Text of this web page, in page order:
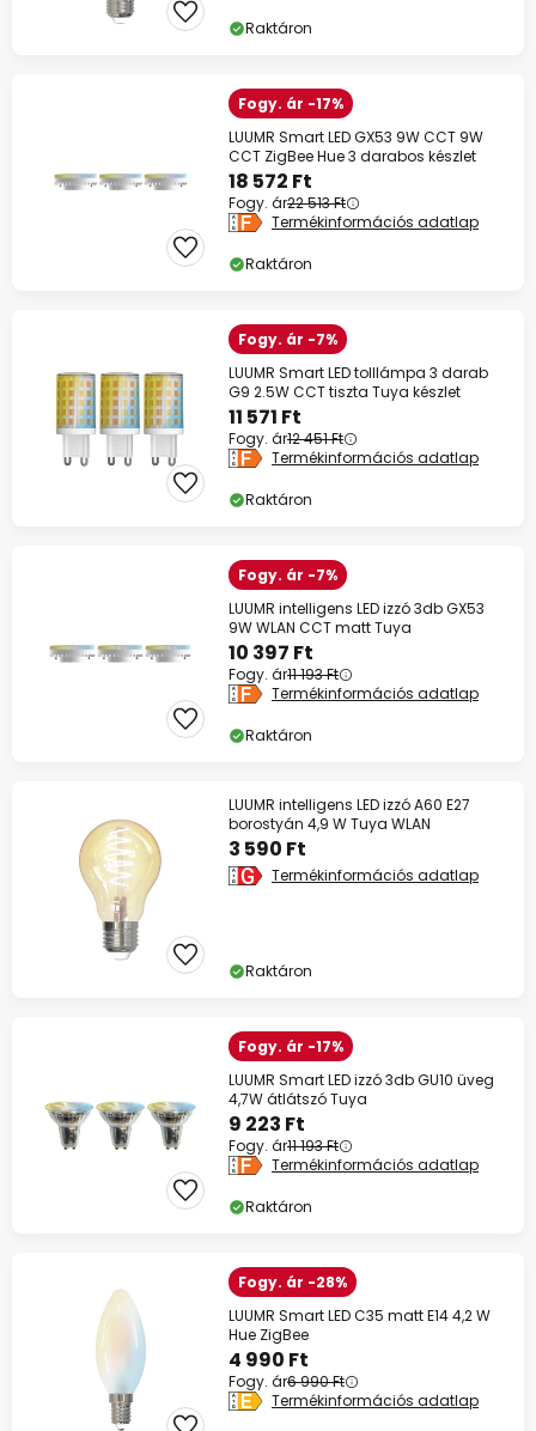
Raktáron
Fogy. ár -17%
LUUMR Smart LED GX53 9W CCT 9W
CCT ZigBee Hue 3 darabos készlet
18 572 Ft
Fogy. ár22 513 Ft
Termékinformációs adatlap
Raktáron
Fogy. ár -7%
LUUMR Smart LED tolllámpa 3 darab
G9 2.5W CCT tiszta Tuya készlet
11 571 Ft
Fogy. ár12 451 Ft
Termékinformációs adatlap
Raktáron
Fogy. ár -7%
LUUMR intelligens LED izzó 3db GX53
9W WLAN CCT matt Tuya
10 397 Ft
Fogy. ár11 193 Ft
Termékinformációs adatlap
Raktáron
LUUMR intelligens LED izzó A60 E27
borostyán 4,9 W Tuya WLAN
3 590 Ft
Termékinformációs adatlap
Raktáron
Fogy. ár -17%
LUUMR Smart LED izzó 3db GU10 üveg
4,7W átlátszó Tuya
9 223 Ft
Fogy. ár11 193 Ft
Termékinformációs adatlap
Raktáron
Fogy. ár -28%
LUUMR Smart LED C35 matt E14 4,2 W
Hue ZigBee
4 990 Ft
Fogy. ár6 990 Ft
Termékinformációs adatlap